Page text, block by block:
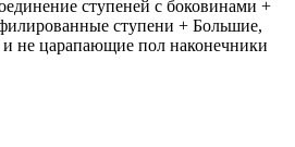
ступеней с боковинами +
ступени + Большие,
не царапающие пол наконечники